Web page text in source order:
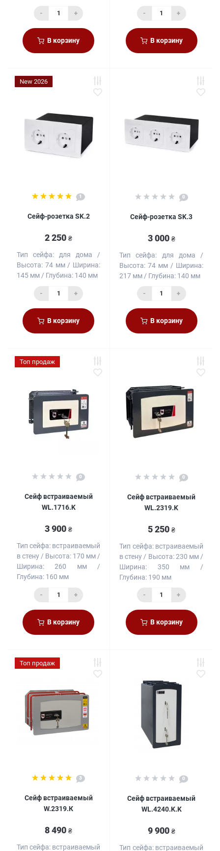
- +
В корзину
- +
В корзину
New 2026
1
Сейф-розетка SK.2
2 250 ₴
Тип сейфа:
для дома
Высота: 74 мм
Ширина:
145 мм
Глубина: 140 мм
- +
В корзину
0
Сейф-розетка SK.3
3 000 ₴
Тип сейфа:
для дома
Высота: 74 мм
Ширина:
217 мм
Глубина: 140 мм
- +
В корзину
Топ продаж
0
Сейф встраиваемый
WL.1716.K
3 900 ₴
Тип сейфа: встраиваемый
в стену
Высота: 170 мм
Ширина:
260 мм
Глубина: 160 мм
- +
В корзину
0
Сейф встраиваемый
WL.2319.K
5 250 ₴
Тип сейфа: встраиваемый
в стену
Высота: 230 мм
Ширина:
350 мм
Глубина: 190 мм
- +
В корзину
Топ продаж
3
Сейф встраиваемый
W.2319.К
8 490 ₴
Тип сейфа: встраиваемый
0
Сейф встраиваемый
WL.4240.K.K
9 900 ₴
Тип сейфа: встраиваемый